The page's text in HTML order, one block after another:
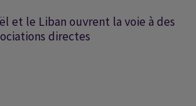
et le Liban ouvrent la voie à des
directes